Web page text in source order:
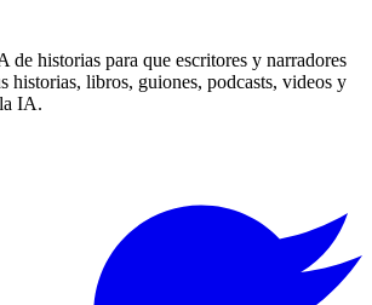
de historias para que escritores y narradores
historias, libros, guiones, podcasts, videos y
IA.